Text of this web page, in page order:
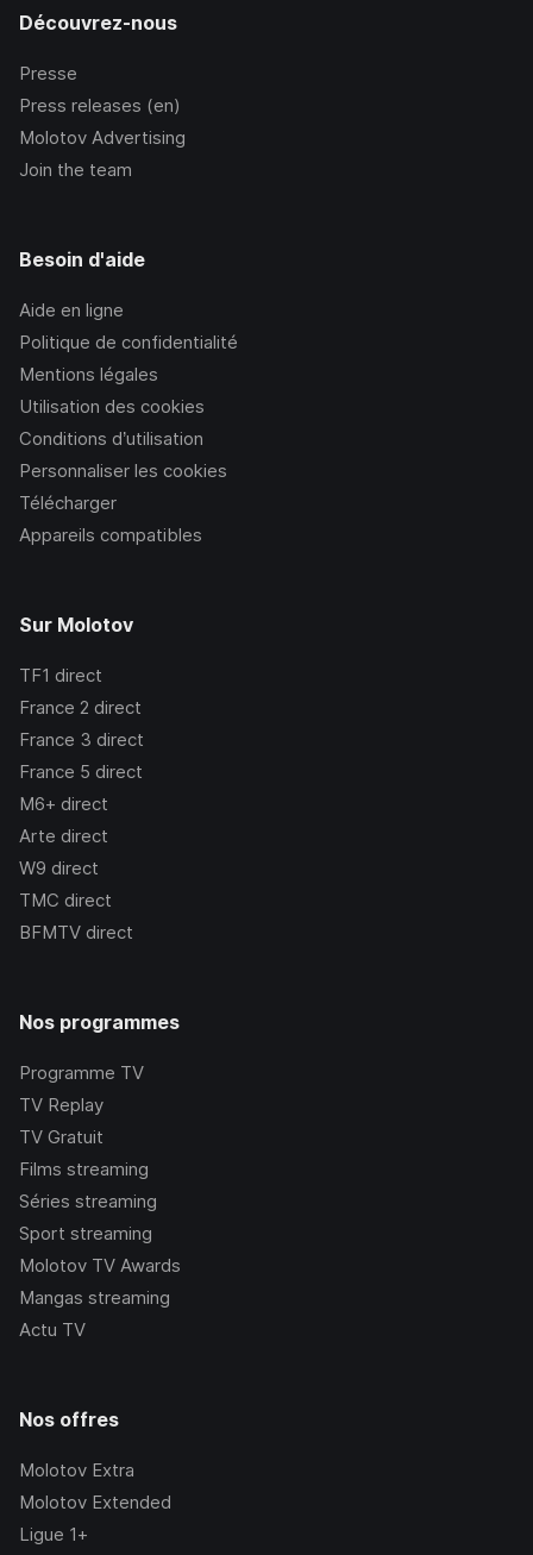
Découvrez-nous
Presse
Press releases (en)
Molotov Advertising
Join the team
Besoin d'aide
Aide en ligne
Politique de confidentialité
Mentions légales
Utilisation des cookies
Conditions d’utilisation
Personnaliser les cookies
Télécharger
Appareils compatibles
Sur Molotov
TF1 direct
France 2 direct
France 3 direct
France 5 direct
M6+ direct
Arte direct
W9 direct
TMC direct
BFMTV direct
Nos programmes
Programme TV
TV Replay
TV Gratuit
Films streaming
Séries streaming
Sport streaming
Molotov TV Awards
Mangas streaming
Actu TV
Nos offres
Molotov Extra
Molotov Extended
Ligue 1+